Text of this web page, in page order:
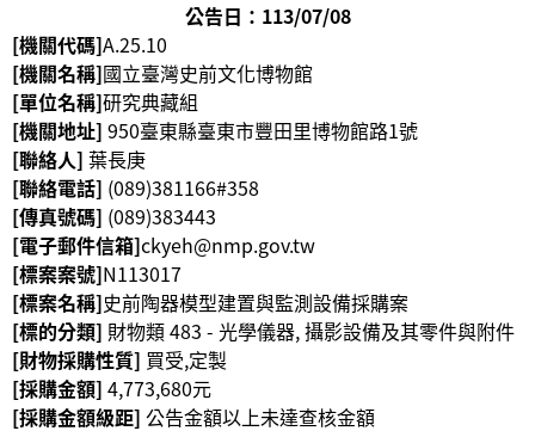
覽
學
習
探
索
認
識
我
們
便
民
服
公告日：113/07/08
[機關代碼]A.25.10
[機關名稱]國立臺灣史前文化博物館
[單位名稱]研究典藏組
[機關地址] 950臺東縣臺東市豐田里博物館路1號
[聯絡人] 葉長庚
[聯絡電話] (089)381166#358
[傳真號碼] (089)383443
[電子郵件信箱]ckyeh@nmp.gov.tw
[標案案號]N113017
[標案名稱]史前陶器模型建置與監測設備採購案
[標的分類] 財物類 483 - 光學儀器, 攝影設備及其零件與附件
[財物採購性質] 買受,定製
[採購金額] 4,773,680元
[採購金額級距] 公告金額以上未達查核金額